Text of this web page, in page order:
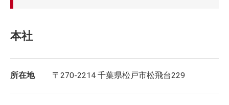
本社
所在地 〒270-2214 千葉県松戸市松飛台229